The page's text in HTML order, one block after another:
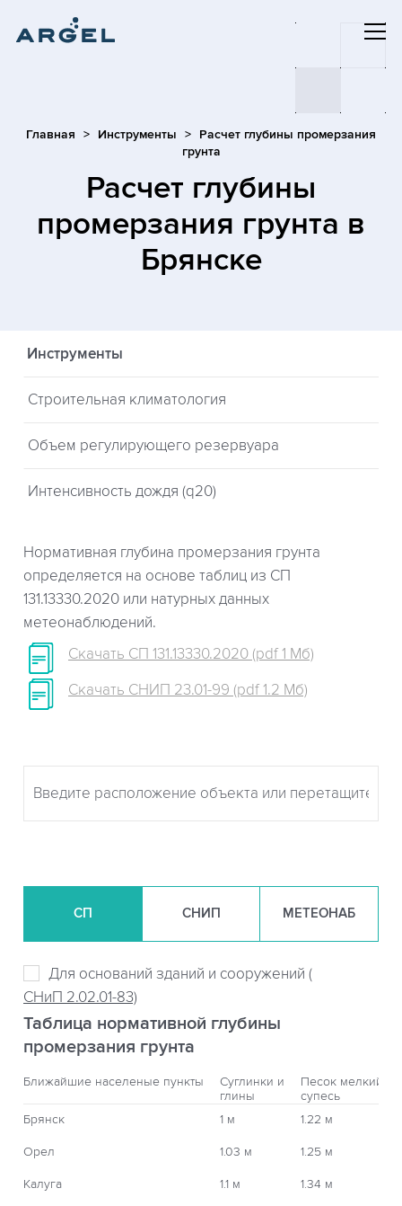
Главная Инструменты
Расчет глубины промерзания
грунта
Расчет глубины
промерзания грунта в
Брянске
Инструменты
Строительная климатология
Объем регулирующего резервуара
Интенсивность дождя (q20)
Нормативная глубина промерзания грунта
определяется на основе таблиц из СП
131.13330.2020 или натурных данных
метеонаблюдений.
Скачать СП 131.13330.2020 (pdf 1 Мб)
Скачать СНИП 23.01-99 (pdf 1.2 Мб)
СП СНИП МЕТЕОНАБ
Для оснований зданий и сооружений (
СНиП 2.02.01-83)
Таблица нормативной глубины
промерзания грунта
Ближайшие населеные пункты
Суглинки и
глины
Песок мелкий,
супесь
Брянск
1 м 1.22 м
Орел 1.03 м 1.25 м
Калуга 1.1 м 1.34 м